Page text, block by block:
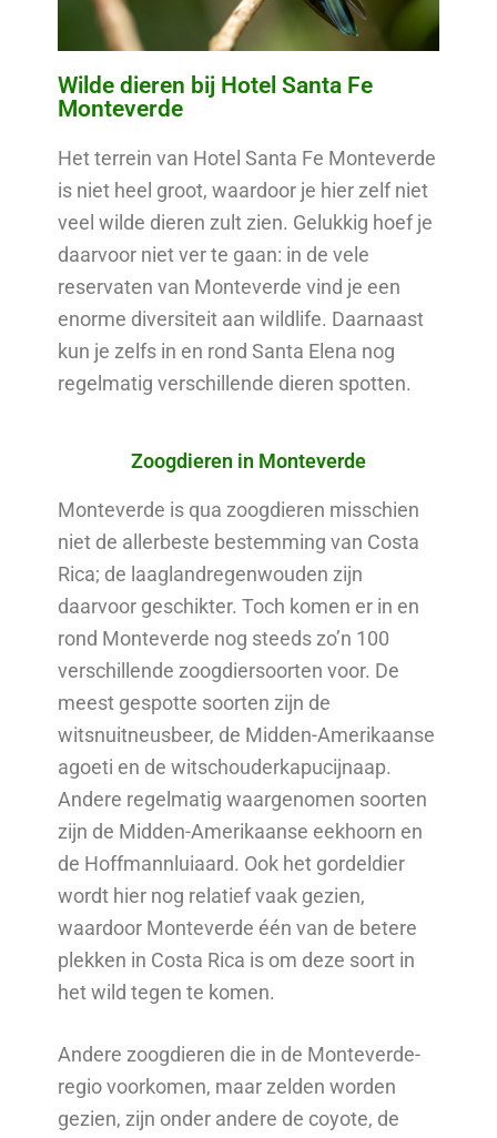
Wilde dieren bij Hotel Santa Fe
Monteverde
Het terrein van Hotel Santa Fe Monteverde
is niet heel groot, waardoor je hier zelf niet
veel wilde dieren zult zien. Gelukkig hoef je
daarvoor niet ver te gaan: in de vele
reservaten van Monteverde vind je een
enorme diversiteit aan wildlife. Daarnaast
kun je zelfs in en rond Santa Elena nog
regelmatig verschillende dieren spotten.
Zoogdieren in Monteverde
Monteverde is qua zoogdieren misschien
niet de allerbeste bestemming van Costa
Rica; de laaglandregenwouden zijn
daarvoor geschikter. Toch komen er in en
rond Monteverde nog steeds zo’n 100
verschillende zoogdiersoorten voor. De
meest gespotte soorten zijn de
witsnuitneusbeer, de Midden-Amerikaanse
agoeti en de witschouderkapucijnaap.
Andere regelmatig waargenomen soorten
zijn de Midden-Amerikaanse eekhoorn en
de Hoffmannluiaard. Ook het gordeldier
wordt hier nog relatief vaak gezien,
waardoor Monteverde één van de betere
plekken in Costa Rica is om deze soort in
het wild tegen te komen.
Andere zoogdieren die in de Monteverde-
regio voorkomen, maar zelden worden
gezien, zijn onder andere de coyote, de